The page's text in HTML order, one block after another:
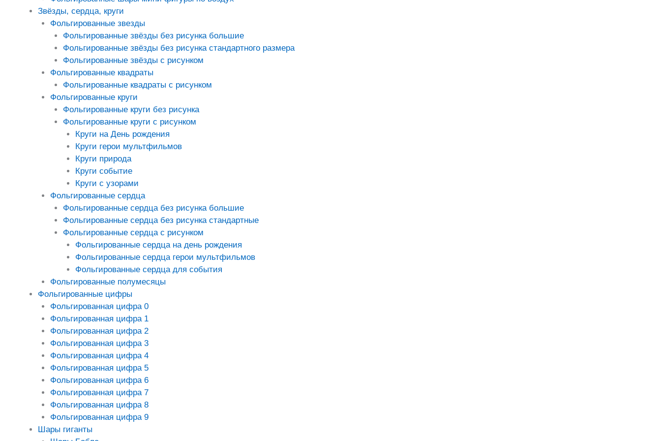
Звёзды, сердца, круги
Фольгированные звезды
Фольгированные звёзды без рисунка большие
Фольгированные звёзды без рисунка стандартного размера
Фольгированные звёзды с рисунком
Фольгированные квадраты
Фольгированные квадраты с рисунком
Фольгированные круги
Фольгированные круги без рисунка
Фольгированные круги с рисунком
Круги на День рождения
Круги герои мультфильмов
Круги природа
Круги событие
Круги с узорами
Фольгированные сердца
Фольгированные сердца без рисунка большие
Фольгированные сердца без рисунка стандартные
Фольгированные сердца с рисунком
Фольгированные сердца на день рождения
Фольгированные сердца герои мультфильмов
Фольгированные сердца для события
Фольгированные полумесяцы
Фольгированные цифры
Фольгированная цифра 0
Фольгированная цифра 1
Фольгированная цифра 2
Фольгированная цифра 3
Фольгированная цифра 4
Фольгированная цифра 5
Фольгированная цифра 6
Фольгированная цифра 7
Фольгированная цифра 8
Фольгированная цифра 9
Шары гиганты